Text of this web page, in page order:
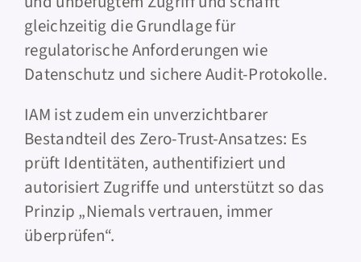
gleichzeitig die Grundlage für
regulatorische Anforderungen wie
Datenschutz und sichere Audit-Protokolle.
IAM ist zudem ein unverzichtbarer
Bestandteil des Zero-Trust-Ansatzes: Es
prüft Identitäten, authentifiziert und
autorisiert Zugriffe und unterstützt so das
Prinzip „Niemals vertrauen, immer
überprüfen“.